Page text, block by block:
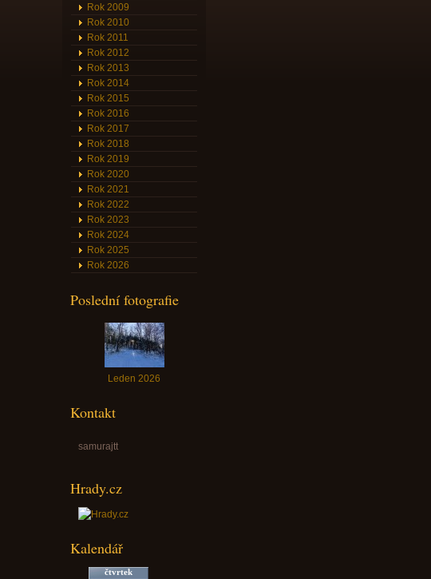
Rok 2009
Rok 2010
Rok 2011
Rok 2012
Rok 2013
Rok 2014
Rok 2015
Rok 2016
Rok 2017
Rok 2018
Rok 2019
Rok 2020
Rok 2021
Rok 2022
Rok 2023
Rok 2024
Rok 2025
Rok 2026
Poslední fotografie
Leden 2026
Kontakt
samurajtt
Hrady.cz
Kalendář
čtvrtek